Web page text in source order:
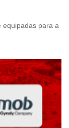
equipadas para a